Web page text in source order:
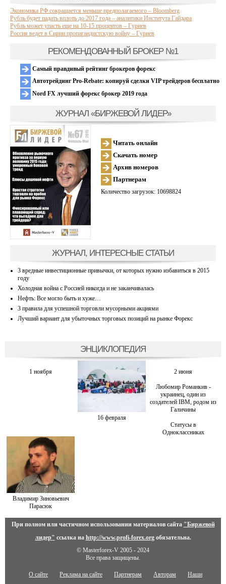
Экономика РФ сокращается меньше предполагаемого – Bloomberg
Рубль будет падать вплоть до 2017 года – аналитики Института Гайдара
Рубль может упасть еще на 10-15 процентов – Гуриев
Россия ведет в Сирии пропагандистскую войну – Гуриев
РЕКОМЕНДОВАННЫЙ БРОКЕР №1
Самый правдивый рейтинг брокеров форекс
Автотрейдинг Pro-Rebate: копируй сделки VIP трейдеров бесплатно
Nord FX лучший форекс брокер 2019 года
ЖУРНАЛ «БИРЖЕВОЙ ЛИДЕР»
Читать онлайн
Скачать номер
Архив номеров
Партнерам
Количество загрузок: 10698824
ЖУРНАЛ, ИНТЕРЕСНЫЕ СТАТЬИ
3 вредные инвестиционные привычки, от которых нужно избавиться в 2015
году
Холодная война с Россией никогда и не заканчивалась
Нефть: Все могло быть и хуже…
3 правила для успешной торговли мусорными акциями
Лучший вариант для убыточных торговых позиций на рынке Форекс
ЭНЦИКЛОПЕДИЯ
1 ноября
16 февраля
2 июня
Любомир Романкив -
украинец, один из
создателей IBM, родом из
Галичины
Статусы в
Одноклассниках
Владимир Зиновьевич
Парасюк
При полном или частичном использовании материалов сайта "Биржевой
лидер" ссылка на http://www.profi-forex.orgобязательна.
© Masterforex-V 2005 - 2024
Все права защищены.
О сайте Реклама на сайте Партнерам Авторам Наши